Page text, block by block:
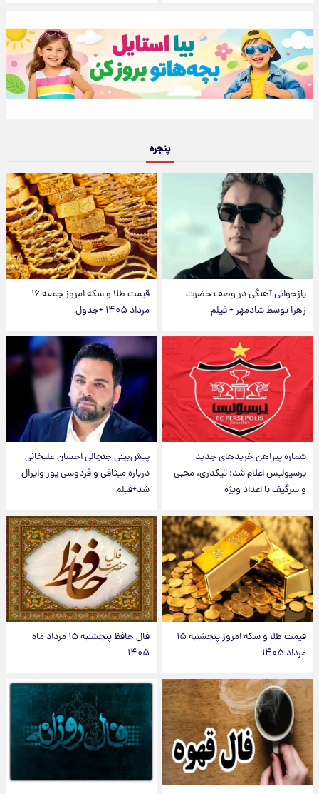
پنجره
بازخوانی آهنگی در وصف حضرت
زهرا توسط شادمهر + فیلم
قیمت طلا و سکه امروز جمعه ۱۶
مرداد ۱۴۰۵ +جدول
شماره پیراهن خریدهای جدید
پرسپولیس اعلام شد؛ تیکدری، محبی
و سرگیف با اعداد ویژه
پیش‌بینی جنجالی احسان علیخانی
درباره میثاقی و فردوسی پور وایرال
شد+فیلم
قیمت طلا و سکه امروز پنجشنبه ۱۵
مرداد ۱۴۰۵
فال حافظ پنجشنبه ۱۵ مرداد ماه
۱۴۰۵